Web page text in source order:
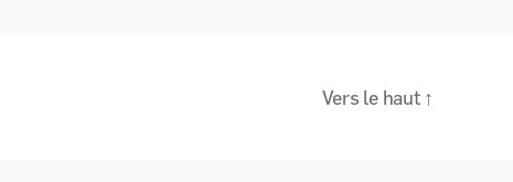
Vers le haut ↑